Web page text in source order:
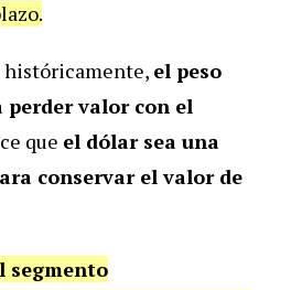
históricamente, el peso
valor con el
que el dólar sea una
conservar el valor de
segmento